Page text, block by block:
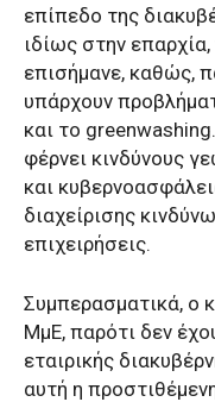
επίπεδο της
ιδίως στην
επισήμανε, καθώς,
υπάρχουν
και το
φέρνει κινδύνους
και
διαχείρισης
επιχειρήσεις.
Συμπερασματικά, ο
ΜμΕ, παρότι δεν
εταιρικής
αυτή η